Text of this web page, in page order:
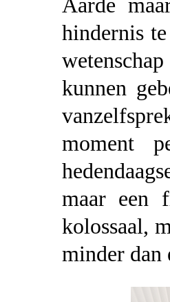
Aarde
hindernis
kunnen
moment
maar een
kolossaal,
minder dan